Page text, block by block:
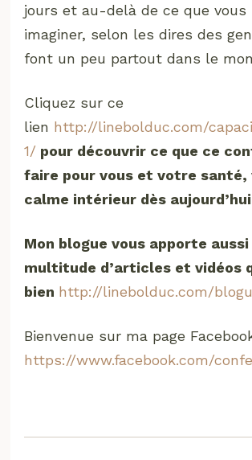
jours et au-delà de ce que vous
imaginer, selon les dires des
font un peu partout dans le
Cliquez sur ce
lien http://linebolduc.com/
1/ pour découvrir ce que ce
faire pour vous et votre santé,
calme intérieur dès
Mon blogue vous apporte aussi
multitude d’articles et vidéos
bien http://linebolduc.com/
Bienvenue sur ma page
https://www.facebook.com/